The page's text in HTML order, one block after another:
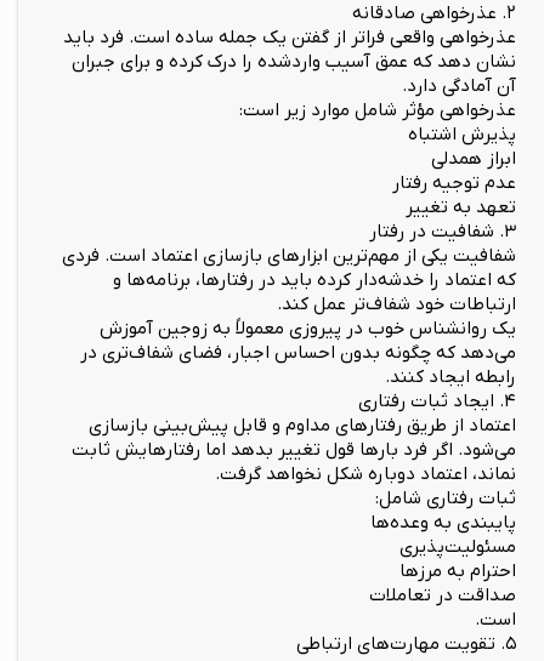
۲. عذرخواهی صادقانه
عذرخواهی واقعی فراتر از گفتن یک جمله ساده است. فرد باید
نشان دهد که عمق آسیب واردشده را درک کرده و برای جبران
آن آمادگی دارد.
عذرخواهی مؤثر شامل موارد زیر است:
پذیرش اشتباه
ابراز همدلی
عدم توجیه رفتار
تعهد به تغییر
۳. شفافیت در رفتار
شفافیت یکی از مهم‌ترین ابزارهای بازسازی اعتماد است. فردی
که اعتماد را خدشه‌دار کرده باید در رفتارها، برنامه‌ها و
ارتباطات خود شفاف‌تر عمل کند.
یک روانشناس خوب در پیروزی معمولاً به زوجین آموزش
می‌دهد که چگونه بدون احساس اجبار، فضای شفاف‌تری در
رابطه ایجاد کنند.
۴. ایجاد ثبات رفتاری
اعتماد از طریق رفتارهای مداوم و قابل پیش‌بینی بازسازی
می‌شود. اگر فرد بارها قول تغییر بدهد اما رفتارهایش ثابت
نماند، اعتماد دوباره شکل نخواهد گرفت.
ثبات رفتاری شامل:
پایبندی به وعده‌ها
مسئولیت‌پذیری
احترام به مرزها
صداقت در تعاملات
است.
۵. تقویت مهارت‌های ارتباطی